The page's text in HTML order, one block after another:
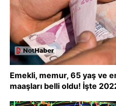
Emekli, memur, 65 yaş ve
maaşları belli oldu! İşte